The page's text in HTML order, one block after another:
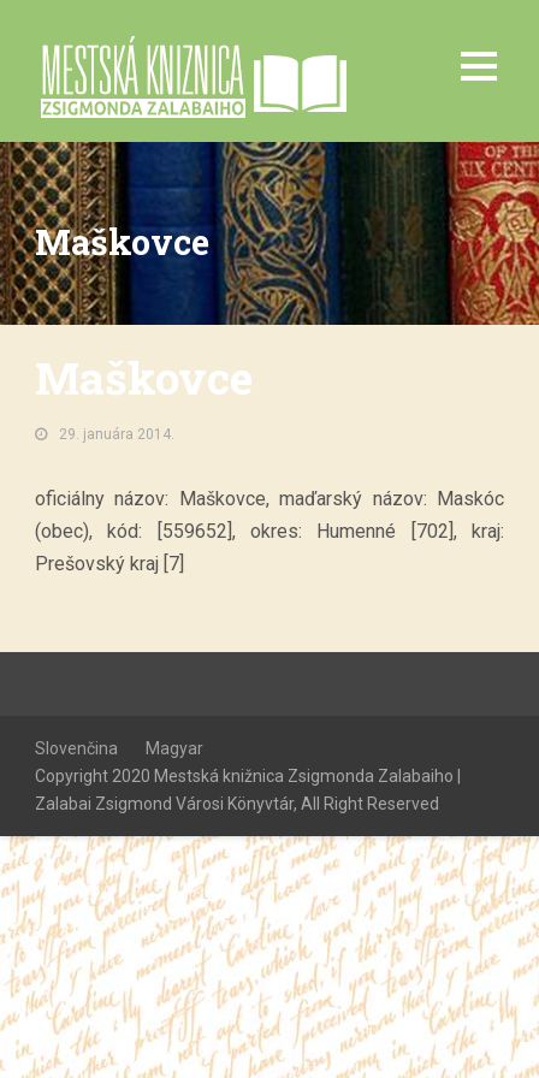
Maškovce
Maškovce
29. januára 2014.
oficiálny názov: Maškovce, maďarský názov: Maskóc
(obec), kód: [559652], okres: Humenné [702], kraj:
Prešovský kraj [7]
Slovenčina
Magyar
Copyright 2020 Mestská knižnica Zsigmonda Zalabaiho |
Zalabai Zsigmond Városi Könyvtár, All Right Reserved